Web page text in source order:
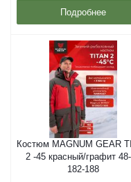
Подробнее
Костюм MAGNUM GEAR
2 -45 красный/графит
182-188